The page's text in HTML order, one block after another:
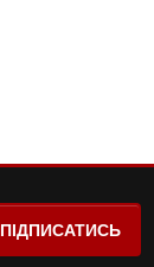
ПІДПИСАТИСЬ